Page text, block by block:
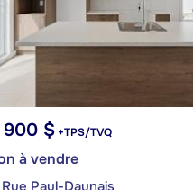
900 $ +TPS/TVQ
à vendre